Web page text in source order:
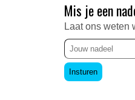
Mis je een
Laat ons weten
Insturen